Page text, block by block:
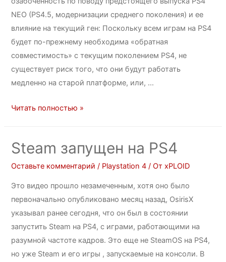
NEO (PS4.5, модернизации среднего поколения) и ее
влияние на текущий ген: Поскольку всем играм на PS4
будет по-прежнему необходима «обратная
совместимость» с текущим поколением PS4, не
существует риск того, что они будут работать
медленно на старой платформе, или, …
Читать полностью »
Steam запущен на PS4
Оставьте комментарий / Playstation 4 / ОтxPLOID
Это видео прошло незамеченным, хотя оно было
первоначально опубликовано месяц назад, OsirisX
указывал ранее сегодня, что он был в состоянии
запустить Steam на PS4, с играми, работающими на
разумной частоте кадров. Это еще не SteamOS на PS4,
но уже Steam и его игры , запускаемые на консоли. В